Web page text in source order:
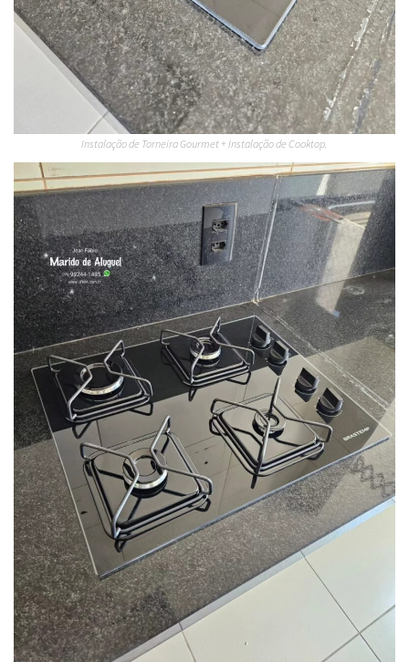
Instalação de Torneira Gourmet + Instalação de Cooktop.